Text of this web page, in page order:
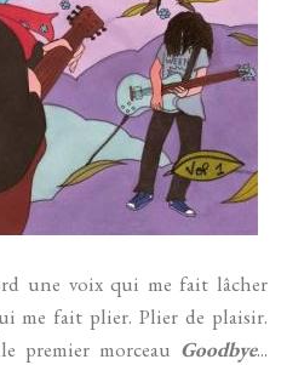
une voix qui me fait lâcher
me fait plier. Plier de plaisir.
premier morceau Goodbye...